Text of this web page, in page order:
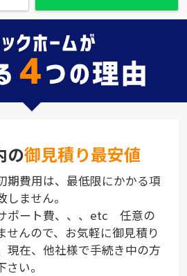
の御見積り最安値
期費用は、最低限にかかる項
ません。
ート費、、、etc 任意の
せんので、お気軽に御見積り
現在、他社様で手続き中の方
い。